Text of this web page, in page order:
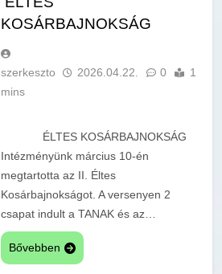
KOSÁRBAJNOKSÁG
szerkeszto 2026.04.22. 0
1
mins
ÉLTES KOSÁRBAJNOKSÁG
Intézményünk március 10-én
megtartotta az II. Éltes
Kosárbajnokságot. A versenyen 2
csapat indult a TANAK és az…
Bővebben